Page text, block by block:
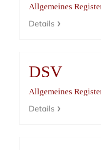
Allgemeines
Details
DSV
Allgemeines
Details